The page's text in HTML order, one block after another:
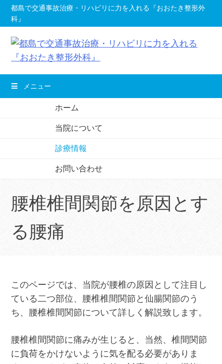
へ
都島で交通事故治療・リハビリに力を入れる『おおたき整形外
科』
メニュー
ホーム
当院について
診療情報
お問い合わせ
腰椎椎間関節を原因とす
る腰痛
このページでは、当院が腰椎の原因として注目し
ている二つ部位、腰椎椎間関節と仙腸関節のう
ち、腰椎椎間関節について詳しく解説致します。
腰椎椎間関節に痛みが生じると、当然、椎間関節
に負荷をかけないように気を配る必要がありま